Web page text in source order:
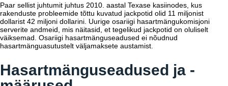
Paar sellist juhtumit juhtus 2010. aastal Texase kasiinodes, kus
rakenduste probleemide tõttu kuvatud jackpotid olid 11 miljonist
dollarist 42 miljoni dollarini. Uurige osariigi hasartmängukomisjoni
serverite andmeid, mis näitasid, et tegelikud jackpotid on oluliselt
väiksemad. Osariigi hasartmänguseadused ei nõudnud
hasartmänguasutustelt väljamaksete austamist.
Hasartmänguseadused ja -